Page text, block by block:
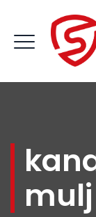
mulj